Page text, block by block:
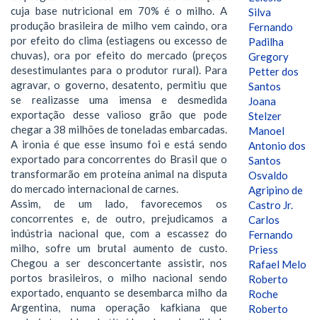
cuja base nutricional em 70% é o milho. A
produção brasileira de milho vem caindo, ora
por efeito do clima (estiagens ou excesso de
chuvas), ora por efeito do mercado (preços
desestimulantes para o produtor rural). Para
agravar, o governo, desatento, permitiu que
se realizasse uma imensa e desmedida
exportação desse valioso grão que pode
chegar a 38 milhões de toneladas embarcadas.
A ironia é que esse insumo foi e está sendo
exportado para concorrentes do Brasil que o
transformarão em proteína animal na disputa
do mercado internacional de carnes.
Assim, de um lado, favorecemos os
concorrentes e, de outro, prejudicamos a
indústria nacional que, com a escassez do
milho, sofre um brutal aumento de custo.
Chegou a ser desconcertante assistir, nos
portos brasileiros, o milho nacional sendo
exportado, enquanto se desembarca milho da
Argentina, numa operação kafkiana que
Silva
Fernando
Padilha
Gregory
Petter dos
Santos
Joana
Stelzer
Manoel
Antonio dos
Santos
Osvaldo
Agripino de
Castro Jr.
Carlos
Fernando
Priess
Rafael Melo
Roberto
Roche
Roberto